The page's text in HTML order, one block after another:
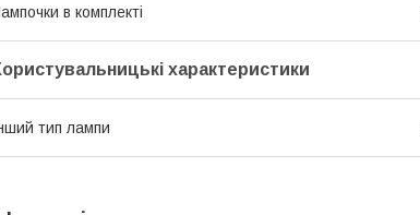
в комплекті
характеристики
тип лампи